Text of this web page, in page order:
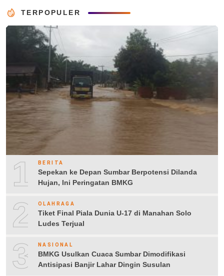
TERPOPULER
1 BERITA
Sepekan ke Depan Sumbar Berpotensi Dilanda
Hujan, Ini Peringatan BMKG
2 OLAHRAGA
Tiket Final Piala Dunia U-17 di Manahan Solo
Ludes Terjual
3 NASIONAL
BMKG Usulkan Cuaca Sumbar Dimodifikasi
Antisipasi Banjir Lahar Dingin Susulan